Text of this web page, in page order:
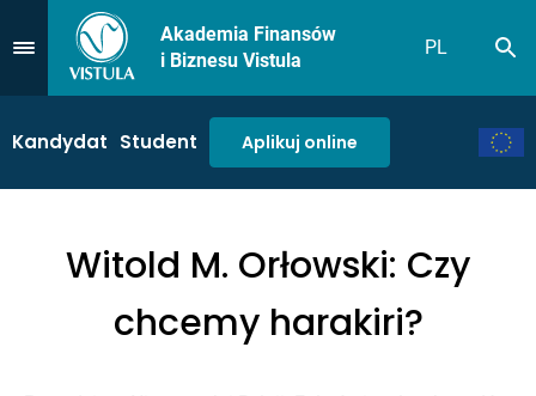
Przejdź do Menu
Akademia Finansów
i Biznesu Vistula
PL
Kandydat Student Aplikuj online
Witold M. Orłowski: Czy
chcemy harakiri?